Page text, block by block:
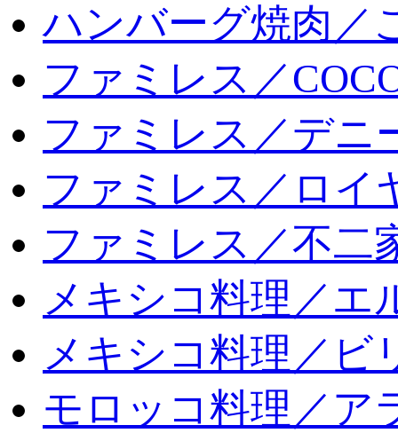
ハンバーグ焼肉／
ファミレス／
ファミレス／デニ
ファミレス／ロイ
ファミレス／不二
メキシコ料理／エ
メキシコ料理／ビ
モロッコ料理／ア